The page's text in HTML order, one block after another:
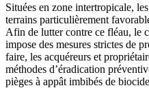
Situées en zone intertropicale,
terrains particulièrement
Afin de lutter contre ce fléau, le
impose des mesures strictes de
faire, les acquéreurs et
méthodes d’éradication
pièges à appât imbibés de